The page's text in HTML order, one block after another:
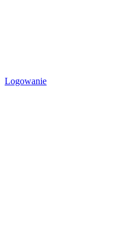
Logowanie